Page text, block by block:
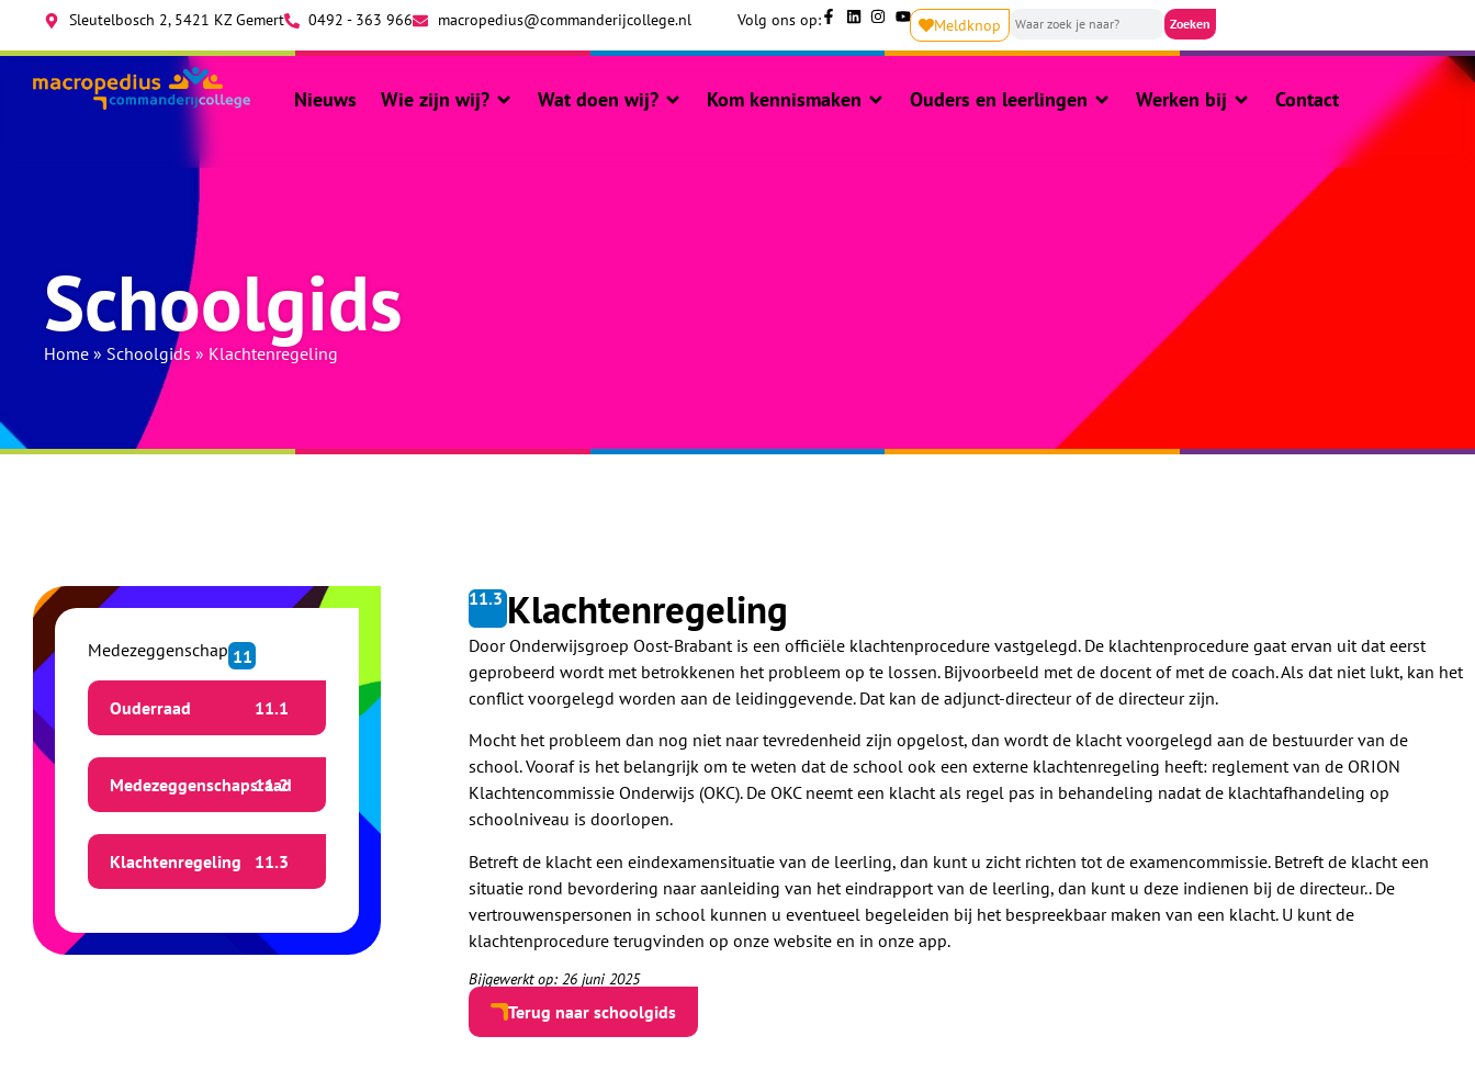
Sleutelbosch 2, 5421 KZ Gemert 0492 - 363 966 macropedius@commanderijcollege.nl Volg ons op: Meldknop
Nieuws Wie zijn wij? Wat doen wij? Kom kennismaken Ouders en leerlingen Werken bij Contact
Schoolgids
Home » Schoolgids » Klachtenregeling
Medezeggenschap 11
Ouderraad 11.1
Medezeggenschapsraad
11.2
Klachtenregeling 11.3
11.3 Klachtenregeling
Door Onderwijsgroep Oost-Brabant is een officiële klachtenprocedure vastgelegd. De klachtenprocedure gaat ervan uit dat eerst
geprobeerd wordt met betrokkenen het probleem op te lossen. Bijvoorbeeld met de docent of met de coach. Als dat niet lukt, kan het
conflict voorgelegd worden aan de leidinggevende. Dat kan de adjunct-directeur of de directeur zijn.
Mocht het probleem dan nog niet naar tevredenheid zijn opgelost, dan wordt de klacht voorgelegd aan de bestuurder van de
school. Vooraf is het belangrijk om te weten dat de school ook een externe klachtenregeling heeft: reglement van de ORION
Klachtencommissie Onderwijs (OKC). De OKC neemt een klacht als regel pas in behandeling nadat de klachtafhandeling op
schoolniveau is doorlopen.
Betreft de klacht een eindexamensituatie van de leerling, dan kunt u zicht richten tot de examencommissie. Betreft de klacht een
situatie rond bevordering naar aanleiding van het eindrapport van de leerling, dan kunt u deze indienen bij de directeur.. De
vertrouwenspersonen in school kunnen u eventueel begeleiden bij het bespreekbaar maken van een klacht. U kunt de
klachtenprocedure terugvinden op onze website en in onze app.
Bijgewerkt op: 26 juni 2025
Terug naar schoolgids